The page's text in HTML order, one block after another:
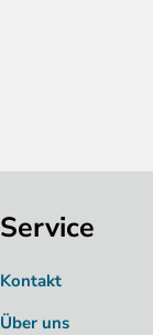
Service
Kontakt
Über uns